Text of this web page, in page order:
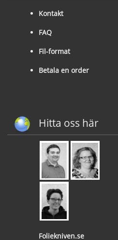
Kontakt
FAQ
Fil-format
Betala en order
Hitta oss här
Foliekniven.se